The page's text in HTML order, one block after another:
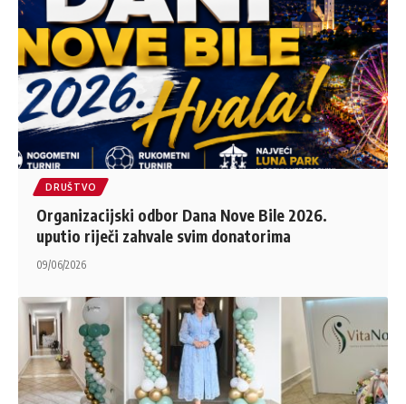
DRUŠTVO
Organizacijski odbor Dana Nove Bile 2026.
uputio riječi zahvale svim donatorima
09/06/2026